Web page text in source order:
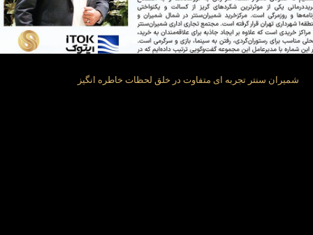
شمیران سنتر تجربه ای متفاوت در خلق لحظات خاطره انگیز